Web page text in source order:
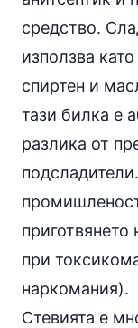
средство.
използва
спиртен и
тази билка е
разлика от
приготвянето
при
наркомания).
Стевията е